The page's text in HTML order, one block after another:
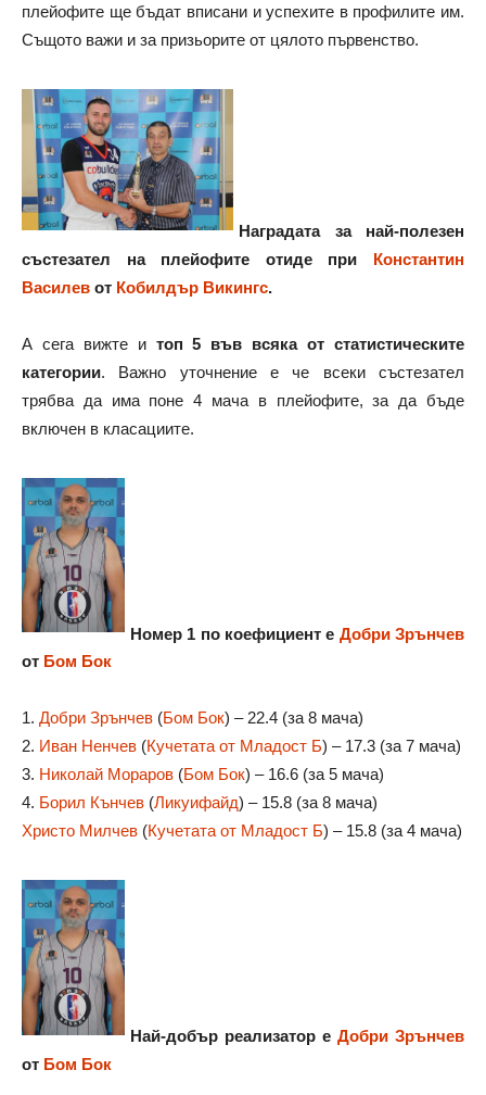
плейофите ще бъдат вписани и успехите в профилите им.
Същото важи и за призьорите от цялото първенство.
Наградата за най-полезен
състезател на плейофите отиде при Константин
Василев от Кобилдър Викингс.
А сега вижте и топ 5 във всяка от статистическите
категории. Важно уточнение е че всеки състезател
трябва да има поне 4 мача в плейофите, за да бъде
включен в класациите.
Номер 1 по коефициент е Добри Зрънчев
от Бом Бок
1. Добри Зрънчев (Бом Бок) – 22.4 (за 8 мача)
2. Иван Ненчев (Кучетата от Младост Б) – 17.3 (за 7 мача)
3. Николай Мораров (Бом Бок) – 16.6 (за 5 мача)
4. Борил Кънчев (Ликуифайд) – 15.8 (за 8 мача)
Христо Милчев (Кучетата от Младост Б) – 15.8 (за 4 мача)
Най-добър реализатор е Добри Зрънчев
от Бом Бок